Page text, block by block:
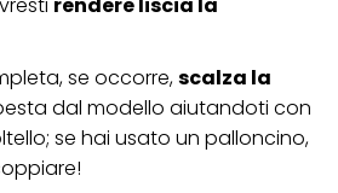
se occorre,scalza la
dal modello aiutandoti con
se hai usato un palloncino,